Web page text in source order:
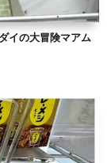
イの大冒険マアム